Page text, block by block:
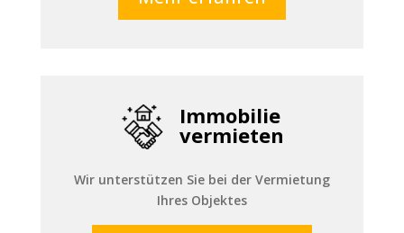
Immobilie
vermieten
Wir unterstützen Sie bei der Vermietung
Ihres Objektes